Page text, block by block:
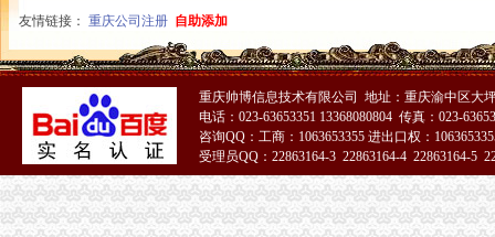
帅博工商*办重庆公司注册-帅博工商咨询服务部
新华锦北方大纯进出口代理无自营
重庆真谛知识产权代理有限公司2017招聘_重庆校园招聘
【代办资质专业的团队】-渝中大坪易登网
重庆公司注册_xiaoyaotu_新浪博客
信誉好的越南进口零食品厂家越南进口代理-供应信息-环球经贸网
重庆验资开户：代办公司代办区县主城房地产开发资质,入渝备案,执
法国台灯/落地灯进口代理报关公司-报关服务-久久信息网
【58同城】重庆渝中大坪快递公司电话_快递价格_快专递
友情链接： 重庆公司注册 自助添加
重庆帅博信息技术有限公司 地址：重庆渝中区大
电话：023-63653351 13368080804 传真：023-
咨询QQ：工商：1063653355 进出口权：
受理员QQ：22863164-3 22863164-4 22863164-5
51La